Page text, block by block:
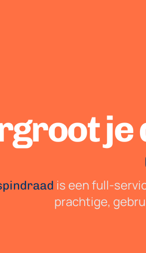
je
is een full-
prachtige,